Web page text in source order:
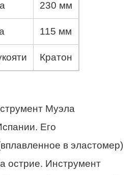
230 мм
115 мм
Кратон
Муэла
Его
в эластомер)
острие. Инструмент